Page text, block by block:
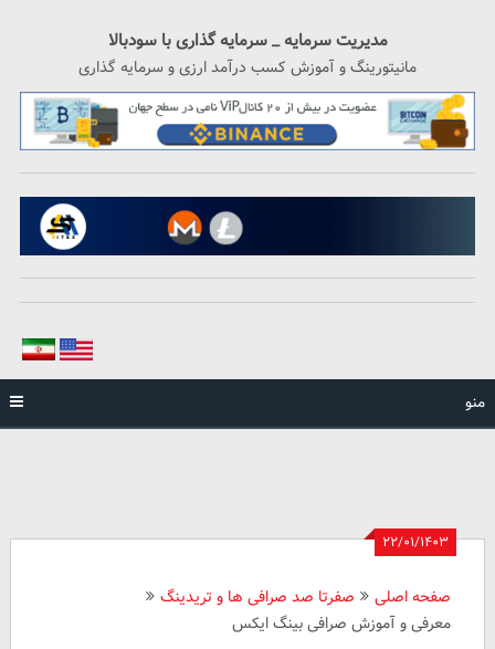
مدیریت سرمایه _ سرمایه گذاری با سودبالا
مانیتورینگ و آموزش کسب درآمد ارزی و سرمایه گذاری
منو
۲۲/۰۱/۱۴۰۳
صفحه اصلی
صفرتا صد صرافی ها و تریدینگ
معرفی و آموزش صرافی بینگ ایکس